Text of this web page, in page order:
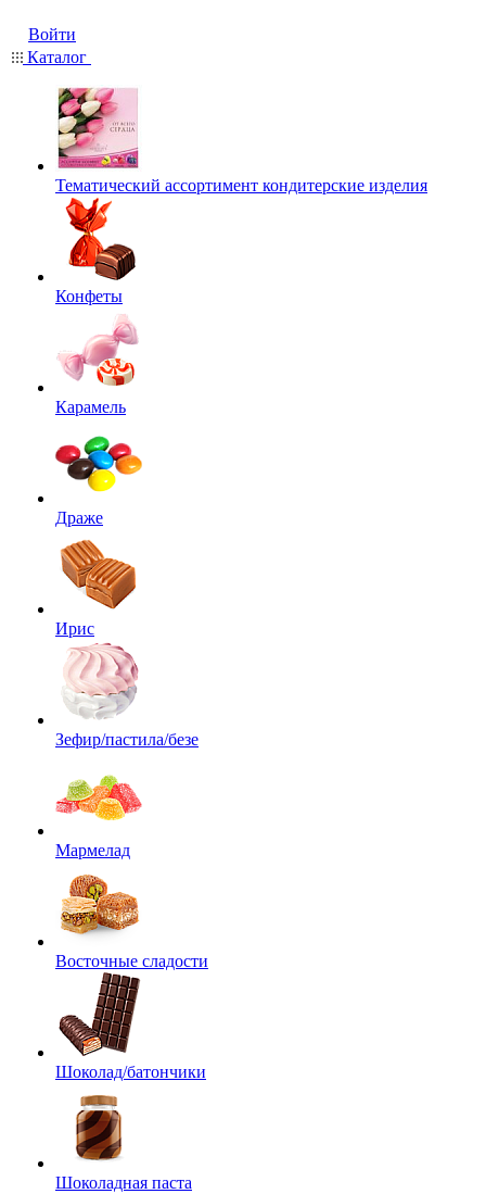
Войти
Каталог
Тематический ассортимент кондитерские изделия
Конфеты
Карамель
Драже
Ирис
Зефир/пастила/безе
Мармелад
Восточные сладости
Шоколад/батончики
Шоколадная паста